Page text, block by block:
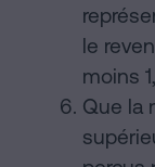
le
moins
Que la